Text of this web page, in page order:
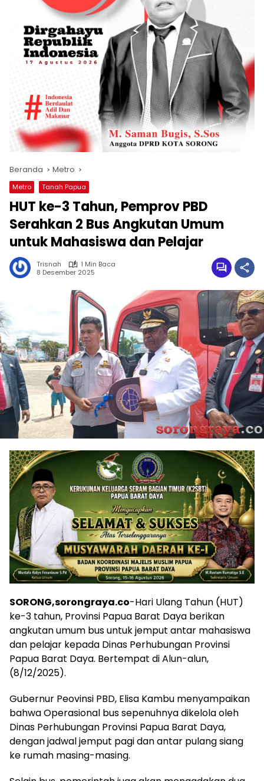
Beranda Metro
Metro Tanah Papua
HUT ke-3 Tahun, Pemprov PBD
Serahkan 2 Bus Angkutan Umum
untuk Mahasiswa dan Pelajar
Trisnah
1 Min Baca
8 Desember 2025
SORONG,sorongraya.co-Hari Ulang Tahun (HUT)
ke-3 tahun, Provinsi Papua Barat Daya berikan
angkutan umum bus untuk jemput antar mahasiswa
dan pelajar kepada Dinas Perhubungan Provinsi
Papua Barat Daya. Bertempat di Alun-alun,
(8/12/2025).
Gubernur Peovinsi PBD, Elisa Kambu menyampaikan
bahwa Operasional bus sepenuhnya dikelola oleh
Dinas Perhubungan Provinsi Papua Barat Daya,
dengan jadwal jemput pagi dan antar pulang siang
ke rumah masing-masing.